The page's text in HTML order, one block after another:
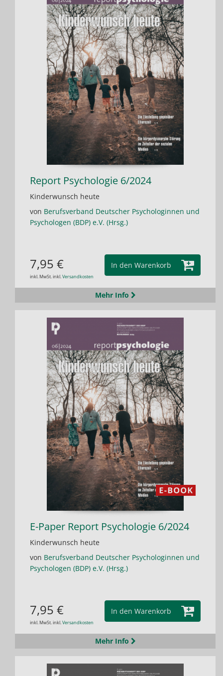
Report Psychologie 6/2024
Kinderwunsch heute
von Berufsverband Deutscher Psychologinnen und
Psychologen (BDP) e.V. (Hrsg.)
In den Warenkorb
7,95 €
inkl. MwSt. inkl.Versandkosten
Mehr Info
E-Paper Report Psychologie 6/2024
Kinderwunsch heute
von Berufsverband Deutscher Psychologinnen und
Psychologen (BDP) e.V. (Hrsg.)
In den Warenkorb
7,95 €
inkl. MwSt. inkl.Versandkosten
Mehr Info